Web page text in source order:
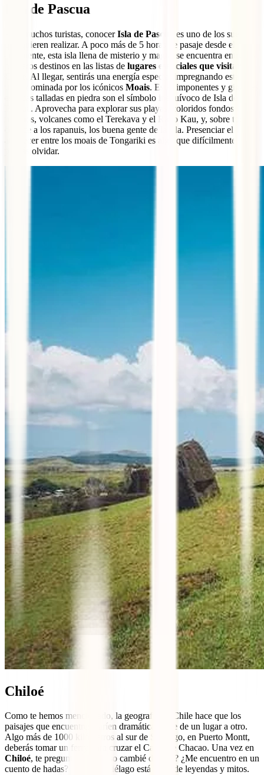
Isla de Pascua
Para muchos turistas, conocerIsla de Pascua
es uno de los sueños
que quieren realizar. A poco más de 5 horas de pasaje desde el
continente, esta isla llena de misterio y magia, se encuentra entre los
primeros destinos en las listas de lugares esenciales que visitar en
. Al llegar, sentirás una energía especial impregnando esta
tierra dominada por los icónicos Moais. Estas imponentes y gigantes
estatuas talladas en piedra son el símbolo inequívoco de Isla de
Pascua. Aprovecha para explorar sus playas, coloridos fondos
marinos, volcanes como el Terekava y el Rano Kau, y, sobre todo,
conoce a los rapanuis, los buena gente de la isla. Presenciar el
atardecer entre los moais de Tongariki es algo que difícilmente
podrás olvidar.
Chiloé
Como te hemos mencionado, la geografía de Chile hace que los
paisajes que encuentres varíen dramáticamente de un lugar a otro.
Algo más de 1000 kilómetros al sur de Santiago, en Puerto Montt,
deberás tomar un ferry para cruzar el Canal de Chacao. Una vez en
Chiloé, te preguntarás ¿Acaso cambié de país? ¿Me encuentro en un
cuento de hadas? Este archipiélago está lleno de leyendas y mitos.